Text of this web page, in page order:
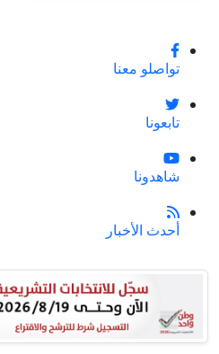
تواصلو معنا
تابعونا
شاهدونا
أحدث الأخبار